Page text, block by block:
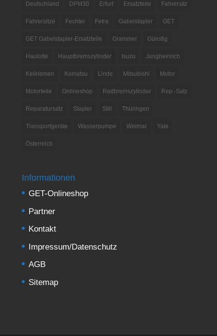
Deutschland DPM30 Erfurt Ersatzteile Fahrersitz
Fahrersitze Fechtel Fetra Gabelstapler GET
GET Gabelstapler-Ersatzteile Grammer Günstig
Haulotte Hauptbremszylinder Isuzu Jungheinrich
Keilriemen Komatsu Linde Mitsubishi Motor
Motorteile Onlineshop Radbremszylinder Rep.-Satz
Reparatursatz Stapler Still Thüringen
Transportgeräte Wasserpumpe Weimar Yale
Österreich
Informationen
GET-Onlineshop
Partner
Kontakt
Impressum/Datenschutz
AGB
Sitemap